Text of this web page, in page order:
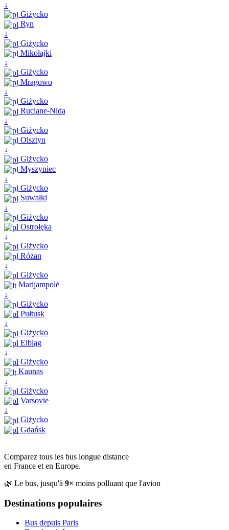
↓
Giżycko
Ryn
↓
Giżycko
Mikołajki
↓
Giżycko
Mrągowo
↓
Giżycko
Ruciane-Nida
↓
Giżycko
Olsztyn
↓
Giżycko
Myszyniec
↓
Giżycko
Suwałki
↓
Giżycko
Ostrołęka
↓
Giżycko
Różan
↓
Giżycko
Marijampolė
↓
Giżycko
Pułtusk
↓
Giżycko
Elbląg
↓
Giżycko
Kaunas
↓
Giżycko
Varsovie
↓
Giżycko
Gdańsk
Comparez tous les bus longue distance
en France et en Europe.
🌿 Le bus, jusqu'à 9× moins polluant que l'avion
Destinations populaires
Bus depuis Paris